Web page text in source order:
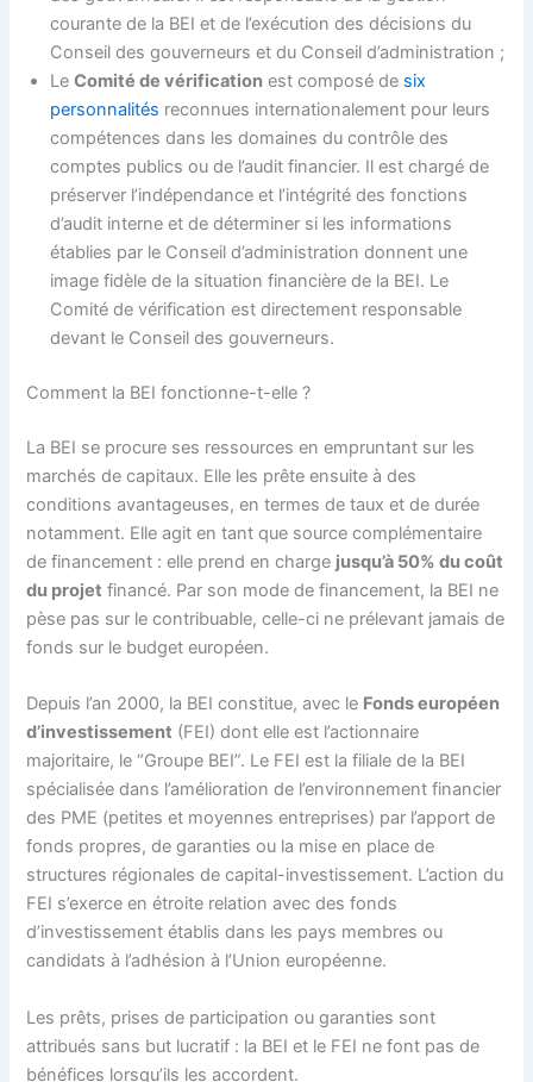
courante de la BEI et de l’exécution des décisions du
Conseil des gouverneurs et du Conseil d’administration ;
LeComité de vérification est composé de six
personnalités reconnues internationalement pour leurs
compétences dans les domaines du contrôle des
comptes publics ou de l’audit financier. Il est chargé de
préserver l’indépendance et l’intégrité des fonctions
d’audit interne et de déterminer si les informations
établies par le Conseil d’administration donnent une
image fidèle de la situation financière de la BEI. Le
Comité de vérification est directement responsable
devant le Conseil des gouverneurs.
Comment la BEI fonctionne-t-elle ?
La BEI se procure ses ressources en empruntant sur les
marchés de capitaux. Elle les prête ensuite à des
conditions avantageuses, en termes de taux et de durée
notamment. Elle agit en tant que source complémentaire
de financement : elle prend en charge jusqu’à 50% du coût
du projet financé. Par son mode de financement, la BEI ne
pèse pas sur le contribuable, celle-ci ne prélevant jamais de
fonds sur le budget européen.
Depuis l’an 2000, la BEI constitue, avec le Fonds européen
d’investissement (FEI) dont elle est l’actionnaire
majoritaire, le “Groupe BEI”. Le FEI est la filiale de la BEI
spécialisée dans l’amélioration de l’environnement financier
des PME (petites et moyennes entreprises) par l’apport de
fonds propres, de garanties ou la mise en place de
structures régionales de capital-investissement. L’action du
FEI s’exerce en étroite relation avec des fonds
d’investissement établis dans les pays membres ou
candidats à l’adhésion à l’Union européenne.
Les prêts, prises de participation ou garanties sont
attribués sans but lucratif : la BEI et le FEI ne font pas de
bénéfices lorsqu’ils les accordent.